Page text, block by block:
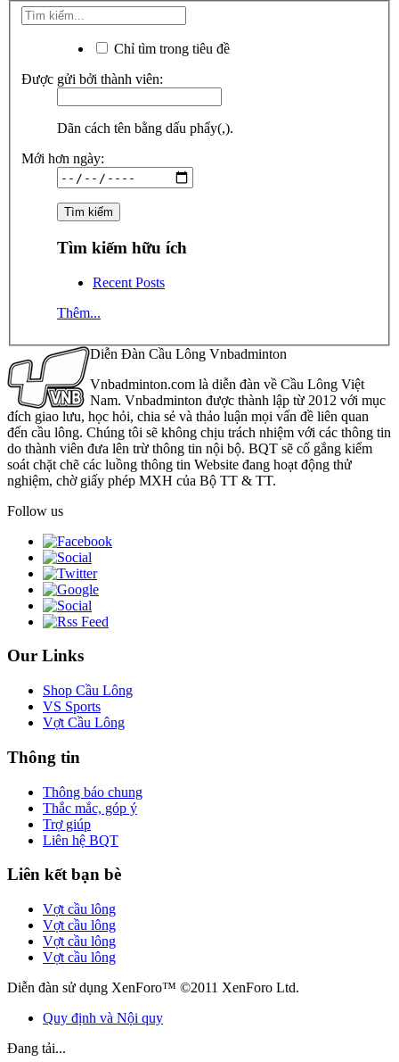
Chỉ tìm trong tiêu đề
Được gửi bởi thành viên:
Dãn cách tên bằng dấu phẩy(,).
Mới hơn ngày:
Tìm kiếm hữu ích
Recent Posts
Thêm...
Diễn Đàn Cầu Lông Vnbadminton
Vnbadminton.com là diễn đàn về Cầu Lông Việt
Nam. Vnbadminton được thành lập từ 2012 với mục
đích giao lưu, học hỏi, chia sẻ và thảo luận mọi vấn đề liên quan
đến cầu lông. Chúng tôi sẽ không chịu trách nhiệm với các thông tin
do thành viên đưa lên trừ thông tin nội bộ. BQT sẽ cố gắng kiểm
soát chặt chẽ các luồng thông tin Website đang hoạt động thử
nghiệm, chờ giấy phép MXH của Bộ TT & TT.
Follow us
Our Links
Shop Cầu Lông
VS Sports
Vợt Cầu Lông
Thông tin
Thông báo chung
Thắc mắc, góp ý
Trợ giúp
Liên hệ BQT
Liên kết bạn bè
Vợt cầu lông
Vợt cầu lông
Vợt cầu lông
Vợt cầu lông
Diễn đàn sử dụng XenForo™ ©2011 XenForo Ltd.
Quy định và Nội quy
Đang tải...